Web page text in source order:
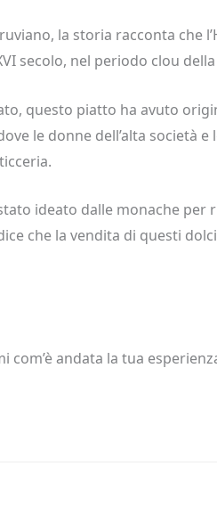
la storia racconta che
secolo, nel periodo clou
questo piatto ha avuto
le donne dell’alta società
ideato dalle monache
che la vendita di questi
andata la tua